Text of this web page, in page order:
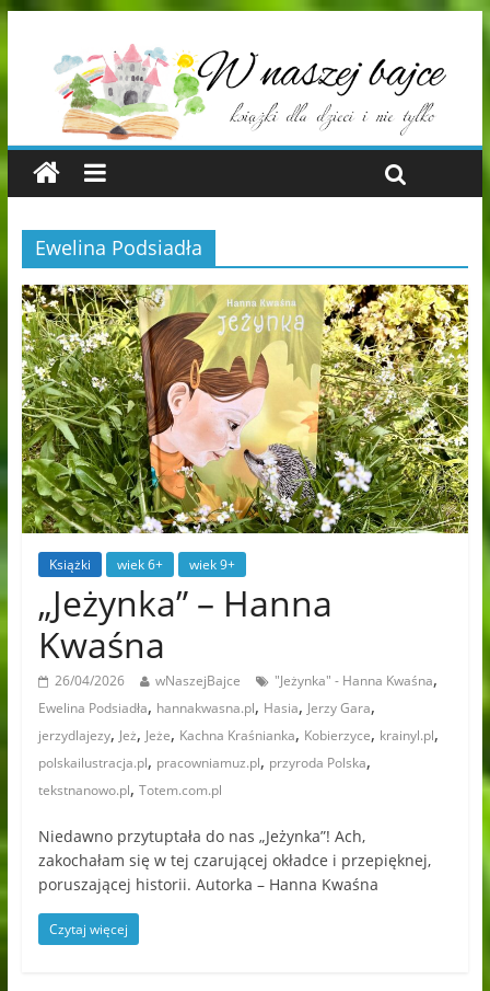
Ewelina Podsiadła
Książki wiek 6+ wiek 9+
„Jeżynka” – Hanna
Kwaśna
26/04/2026 wNaszejBajce "Jeżynka" - Hanna Kwaśna,
Ewelina Podsiadła, hannakwasna.pl, Hasia, Jerzy Gara,
jerzydlajezy, Jeż, Jeże, Kachna Kraśnianka, Kobierzyce, krainyl.pl,
polskailustracja.pl, pracowniamuz.pl, przyroda Polska,
tekstnanowo.pl, Totem.com.pl
Niedawno przytuptała do nas „Jeżynka”! Ach,
zakochałam się w tej czarującej okładce i przepięknej,
poruszającej historii. Autorka – Hanna Kwaśna
Czytaj więcej